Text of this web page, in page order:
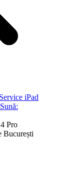
Service iPad
Sună:
Pro
București